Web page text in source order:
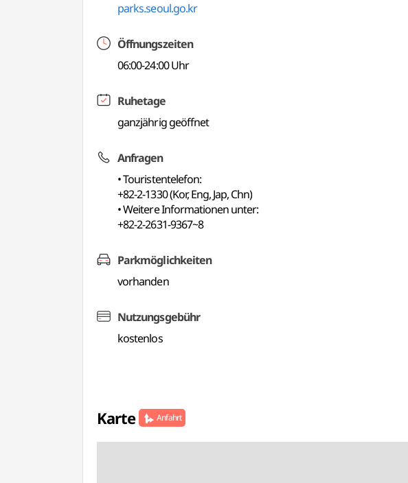
parks.seoul.go.kr
Öffnungszeiten
06:00-24:00 Uhr
Ruhetage
ganzjährig geöffnet
Anfragen
• Touristentelefon:
+82-2-1330 (Kor, Eng, Jap, Chn)
• Weitere Informationen unter:
+82-2-2631-9367~8
Parkmöglichkeiten
vorhanden
Nutzungsgebühr
kostenlos
Karte Anfahrt